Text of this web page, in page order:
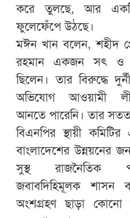
করে তুলছে, আর একটি
ফুলেফেঁপে উঠছে।
মঈন খান বলেন, শহীদ
রহমান একজন সৎ ও
ছিলেন। তার বিরুদ্ধে
অভিযোগ আওয়ামী
আনতে পারেনি। তার সততা
বিএনপির স্থায়ী
বাংলাদেশের উন্নয়নের
সুস্থ রাজনৈতিক
জবাবদিহিমূলক শাসন
অংশগ্রহণ ছাড়া কোনো